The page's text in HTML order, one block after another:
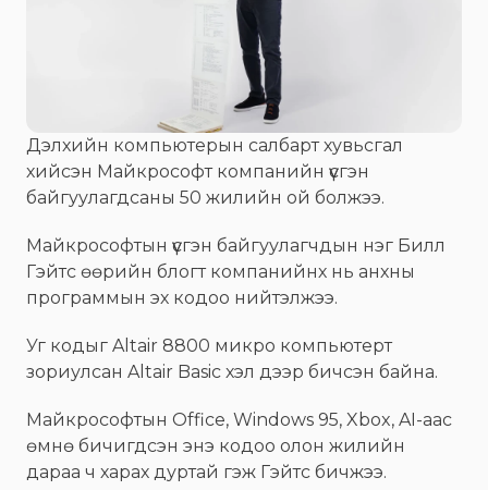
Дэлхийн компьютерын салбарт хувьсгал
хийсэн Майкрософт компанийн үүсгэн
байгуулагдсаны 50 жилийн ой болжээ.
Майкрософтын үүсгэн байгуулагчдын нэг Билл
Гэйтс өөрийн блогт компанийнх нь анхны
программын эх кодоо нийтэлжээ.
Уг кодыг Altair 8800 микро компьютерт
зориулсан Altair Basic хэл дээр бичсэн байна.
Майкрософтын Office, Windows 95, Xbox, AI-аас
өмнө бичигдсэн энэ кодоо олон жилийн
дараа ч харах дуртай гэж Гэйтс бичжээ.